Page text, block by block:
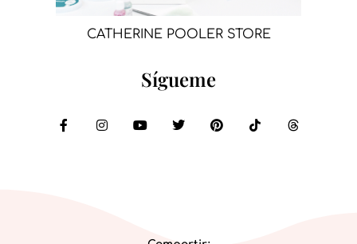
CATHERINE POOLER STORE
Sígueme